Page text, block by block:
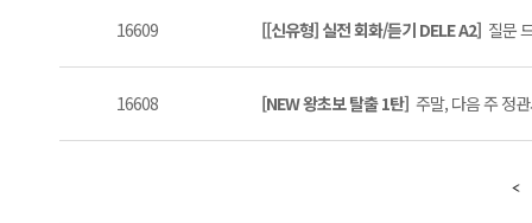
16609 [[신유형] 실전 회화/듣기 DELE A2] 질문
16608 [NEW 왕초보 탈출 1탄] 주말, 다음 주 정